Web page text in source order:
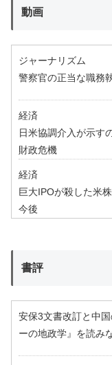
動画
ジャーナリズム
警察官の正当な職務
経済
日米協調介入が示す
財政危機
経済
巨大IPOが殺した米
今後
書評
安保3文書改訂と中
ーの地政学』を読み